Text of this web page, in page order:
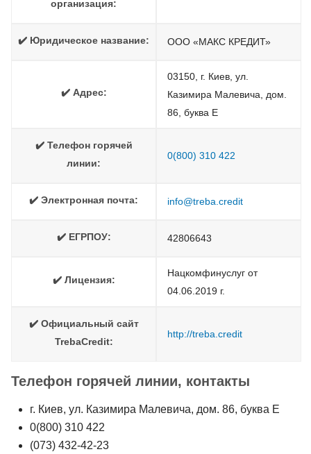
организация:
✔️ Юридическое название: ООО «МАКС КРЕДИТ»
✔️ Адрес:
03150, г. Киев, ул.
Казимира Малевича, дом.
86, буква Е
✔️ Телефон горячей
линии:
0(800) 310 422
✔️ Электронная почта: info@treba.credit
✔️ ЕГРПОУ: 42806643
✔️ Лицензия:
Нацкомфинуслуг от
04.06.2019 г.
✔️ Официальный сайт
TrebaCredit:
http://treba.credit
Телефон горячей линии, контакты
г. Киев, ул. Казимира Малевича, дом. 86, буква Е
0(800) 310 422
(073) 432-42-23